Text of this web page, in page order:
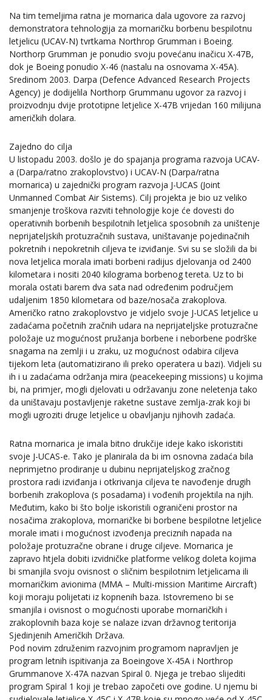
Na tim temeljima ratna je mornarica dala ugovore za razvoj
demonstratora tehnologija za mornaričku borbenu bespilotnu
letjelicu (UCAV-N) tvrtkama Northrop Grumman i Boeing.
Northorp Grumman je ponudio svoju povećanu inačicu X-47B,
dok je Boeing ponudio X-46 (nastalu na osnovama X-45A).
Sredinom 2003. Darpa (Defence Advanced Research Projects
Agency) je dodijelila Northorp Grummanu ugovor za razvoj i
proizvodnju dvije prototipne letjelice X-47B vrijedan 160 milijuna
američkih dolara.
Zajedno do cilja
U listopadu 2003. došlo je do spajanja programa razvoja UCAV-
a (Darpa/ratno zrakoplovstvo) i UCAV-N (Darpa/ratna
mornarica) u zajednički program razvoja J-UCAS (Joint
Unmanned Combat Air Sistems). Cilj projekta je bio uz veliko
smanjenje troškova razviti tehnologije koje će dovesti do
operativnih borbenih bespilotnih letjelica sposobnih za uništenje
neprijateljskih protuzračnih sustava, uništavanje pojedinačnih
pokretnih i nepokretnih ciljeva te izviđanje. Svi su se složili da bi
nova letjelica morala imati borbeni radijus djelovanja od 2400
kilometara i nositi 2040 kilograma borbenog tereta. Uz to bi
morala ostati barem dva sata nad određenim područjem
udaljenim 1850 kilometara od baze/nosača zrakoplova.
Američko ratno zrakoplovstvo je vidjelo svoje J-UCAS letjelice u
zadaćama početnih zračnih udara na neprijateljske protuzračne
položaje uz mogućnost pružanja borbene i neborbene podrške
snagama na zemlji i u zraku, uz mogućnost odabira ciljeva
tijekom leta (automatizirano ili preko operatera u bazi). Vidjeli su
ih i u zadaćama održanja mira (peacekeeping missions) u kojima
bi, na primjer, mogli djelovati u održavanju zone neletenja tako
da uništavaju postavljenje raketne sustave zemlja-zrak koji bi
mogli ugroziti druge letjelice u obavljanju njihovih zadaća.
Ratna mornarica je imala bitno drukčije ideje kako iskoristiti
svoje J-UCAS-e. Tako je planirala da bi im osnovna zadaća bila
neprimjetno prodiranje u dubinu neprijateljskog zračnog
prostora radi izviđanja i otkrivanja ciljeva te navođenje drugih
borbenih zrakoplova (s posadama) i vođenih projektila na njih.
Međutim, kako bi što bolje iskoristili ograničeni prostor na
nosačima zrakoplova, mornaričke bi borbene bespilotne letjelice
morale imati i mogućnost izvođenja preciznih napada na
položaje protuzračne obrane i druge ciljeve. Mornarica je
zapravo htjela dobiti izvidničke platforme velikog doleta kojima
bi smanjila svoju ovisnost o sličnim bespilotnim letjelicama ili
mornaričkim avionima (MMA – Multi-mission Maritime Aircraft)
koji moraju polijetati iz kopnenih baza. Istovremeno bi se
smanjila i ovisnost o mogućnosti uporabe mornaričkih i
zrakoplovnih baza koje se nalaze izvan državnog teritorija
Sjedinjenih Američkih Država.
Pod novim združenim razvojnim programom napravljen je
program letnih ispitivanja za Boeingove X-45A i Northrop
Grummanove X-47A nazvan Spiral 0. Njega je trebao slijediti
program Spiral 1 koji je trebao započeti ove godine. U njemu bi